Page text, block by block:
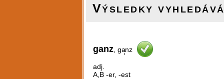
Výsledky
ganz , ganz
adj.
A,B -er, -est